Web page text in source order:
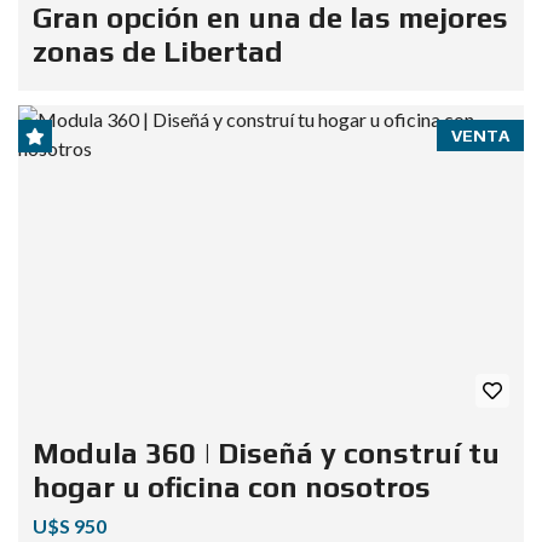
Gran opción en una de las mejores
zonas de Libertad
VENTA
Modula 360 | Diseñá y construí tu
hogar u oficina con nosotros
U$S 950